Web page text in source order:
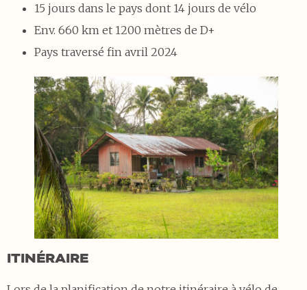
15 jours dans le pays dont 14 jours de vélo
Env. 660 km et 1200 mètres de D+
Pays traversé fin avril 2024
ITINÉRAIRE